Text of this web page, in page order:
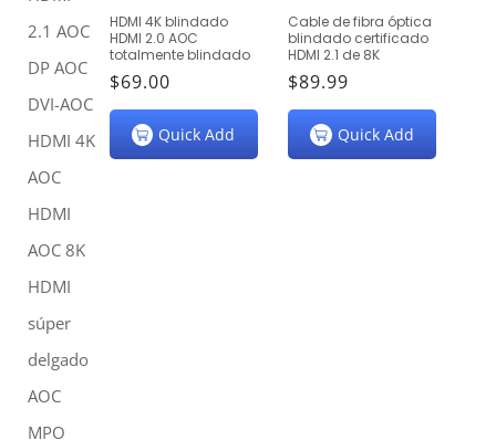
N
:
2.1 AOC
DP AOC
DVI-AOC
HDMI 4K
AOC
HDMI
AOC 8K
HDMI
súper
delgado
AOC
MPO
HDMI 4K blindado
HDMI 2.0 AOC
totalmente blindado
Precio
habitual
$69.00
Quick Add
Cable de fibra óptica
blindado certificado
HDMI 2.1 de 8K
Precio
habitual
$89.99
Quick Add